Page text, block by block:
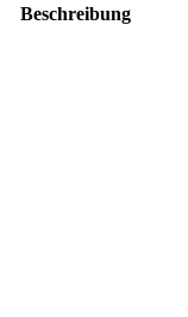
Beschreibung